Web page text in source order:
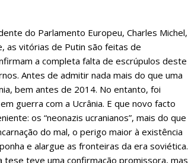
do Parlamento Europeu, Charles Michel,
as vitórias de Putin são feitas de
a completa falta de escrúpulos deste
Antes de admitir nada mais do que uma
bem antes de 2014. No entanto, foi
guerra com a Ucrânia. E que novo facto
os “neonazis ucranianos”, mais do que
do mal, o perigo maior à existência
e alargue as fronteiras da era soviética.
tese teve uma confirmação promissora, mas